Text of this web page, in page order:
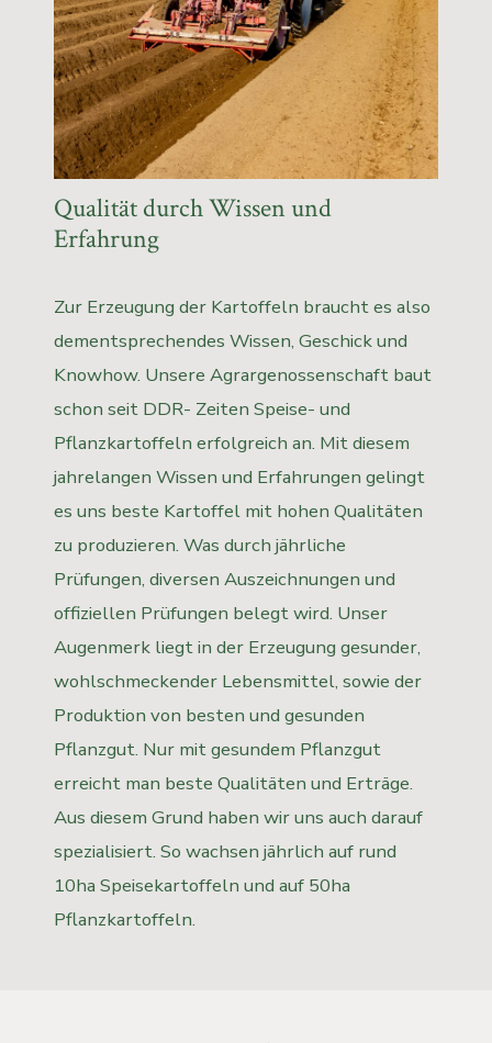
Qualität durch Wissen und
Erfahrung
Zur Erzeugung der Kartoffeln braucht es also
dementsprechendes Wissen, Geschick und
Knowhow. Unsere Agrargenossenschaft baut
schon seit DDR- Zeiten Speise- und
Pflanzkartoffeln erfolgreich an. Mit diesem
jahrelangen Wissen und Erfahrungen gelingt
es uns beste Kartoffel mit hohen Qualitäten
zu produzieren. Was durch jährliche
Prüfungen, diversen Auszeichnungen und
offiziellen Prüfungen belegt wird. Unser
Augenmerk liegt in der Erzeugung gesunder,
wohlschmeckender Lebensmittel, sowie der
Produktion von besten und gesunden
Pflanzgut. Nur mit gesundem Pflanzgut
erreicht man beste Qualitäten und Erträge.
Aus diesem Grund haben wir uns auch darauf
spezialisiert. So wachsen jährlich auf rund
10ha Speisekartoffeln und auf 50ha
Pflanzkartoffeln.